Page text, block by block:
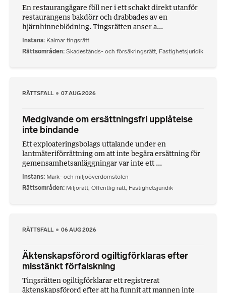
En restaurangägare föll ner i ett schakt direkt utanför
restaurangens bakdörr och drabbades av en
hjärnhinneblödning. Tingsrätten anser a...
Instans Kalmar tingsrätt
Rättsområden Skadestånds- och försäkringsrätt, Fastighetsjuridik
RÄTTSFALL 07 AUG 2026
Medgivande om ersättningsfri upplåtelse
inte bindande
Ett exploateringsbolags uttalande under en
lantmäteriförrättning om att inte begära ersättning för
gemensamhetsanläggningar var inte ett ...
Instans Mark- och miljööverdomstolen
Rättsområden Miljörätt, Offentlig rätt, Fastighetsjuridik
RÄTTSFALL 06 AUG 2026
Äktenskapsförord ogiltigförklaras efter
misstänkt förfalskning
Tingsrätten ogiltigförklarar ett registrerat
äktenskapsförord efter att ha funnit att mannen inte